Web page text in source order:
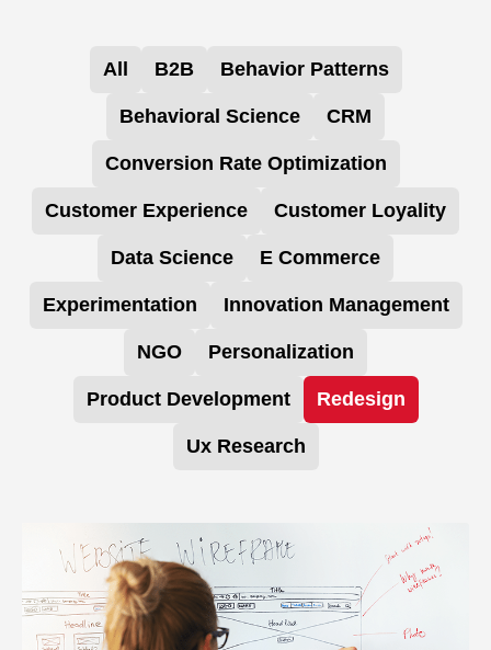
All B2B Behavior Patterns
Behavioral Science CRM
Conversion Rate Optimization
Customer Experience Customer Loyality
Data Science E Commerce
Experimentation Innovation Management
NGO Personalization
Product Development Redesign
Ux Research